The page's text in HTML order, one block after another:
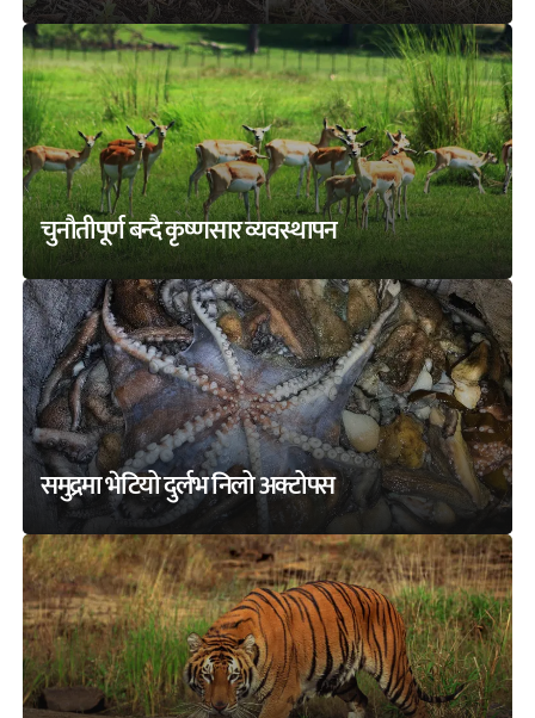
चुनौतीपूर्ण बन्दै कृष्णसार व्यवस्थापन
समुद्रमा भेटियो दुर्लभ निलो अक्टोपस